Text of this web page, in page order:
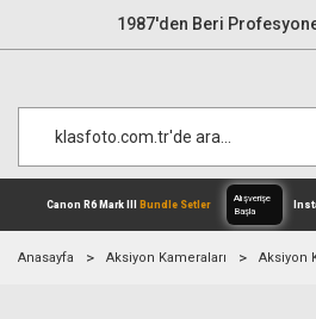
1987'den Beri
Anasayfa Aksiyon Kameraları Aksiyon